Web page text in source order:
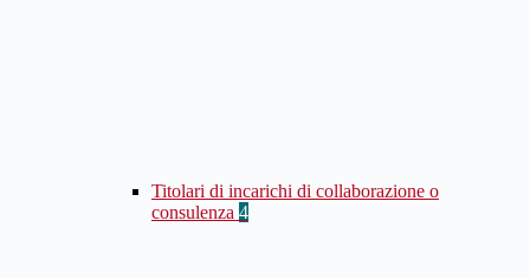
Titolari di incarichi di collaborazione o
consulenza 4